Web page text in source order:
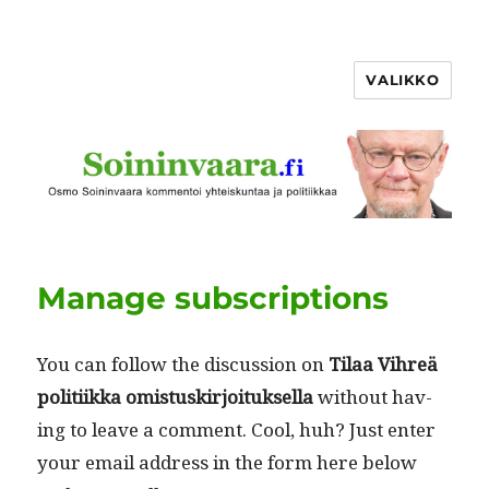
VALIKKO
Manage subscriptions
You can fol­low the dis­cus­sion on Tilaa Vihreä
poli­ti­ik­ka omis­tuskir­joituk­sel­lawith­out hav­
ing to leave a com­ment. Cool, huh? Just enter
your email address in the form here below